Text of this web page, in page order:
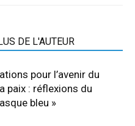
DE L'AUTEUR
pour l’avenir du
paix : réflexions du
bleu »